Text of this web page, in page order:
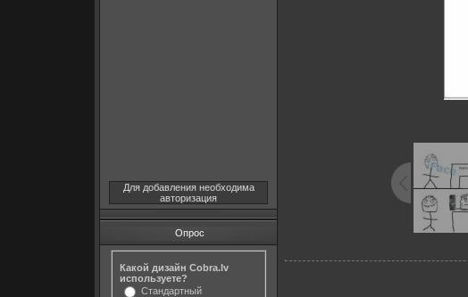
Для добавления необходима
авторизация
Опрос
Какой дизайн Cobra.lv
используете?
Стандартный